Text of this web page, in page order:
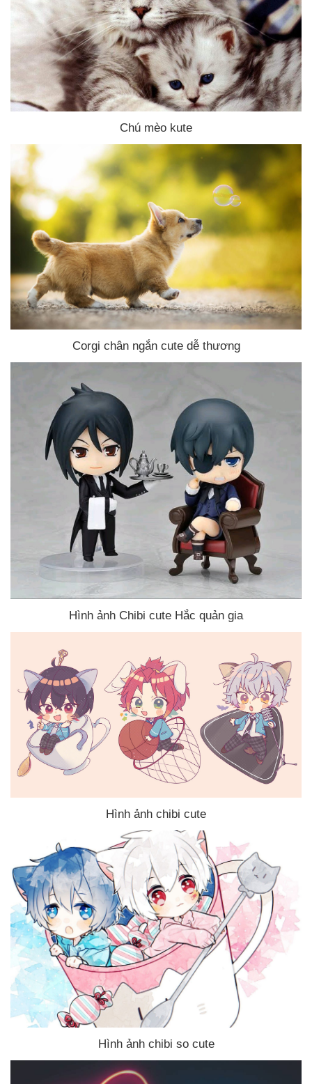
Chú mèo kute
Corgi chân ngắn cute dễ thương
Hình ảnh Chibi cute Hắc quản gia
Hình ảnh chibi cute
Hình ảnh chibi so cute